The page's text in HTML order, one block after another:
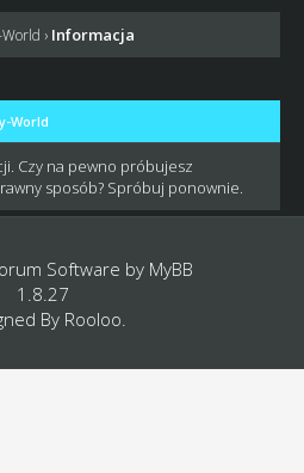
› Informacja
World
Czy na pewno próbujesz
sposób? Spróbuj ponownie.
Software by MyBB
1.8.27
By Rooloo.